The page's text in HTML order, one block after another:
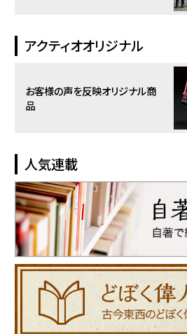
アクティオオリジナル
お客様の声を反映オリジナル商
品
人気連載